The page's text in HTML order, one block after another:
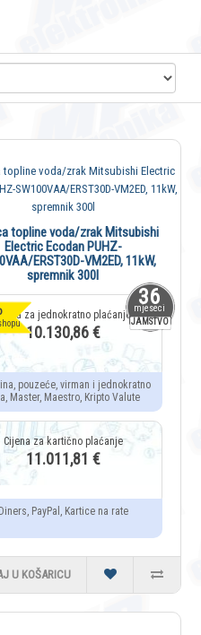
36
mjeseci
JAMSTVO
topline voda/zrak Mitsubishi
Electric Ecodan PUHZ-
ERST30D-VM2ED, 11kW,
spremnik 300l
10.130,86 €
pouzeće, virman i jednokratno
Master, Maestro, Kripto Valute
11.011,81 €
Diners, PayPal, Kartice na rate
U KOŠARICU